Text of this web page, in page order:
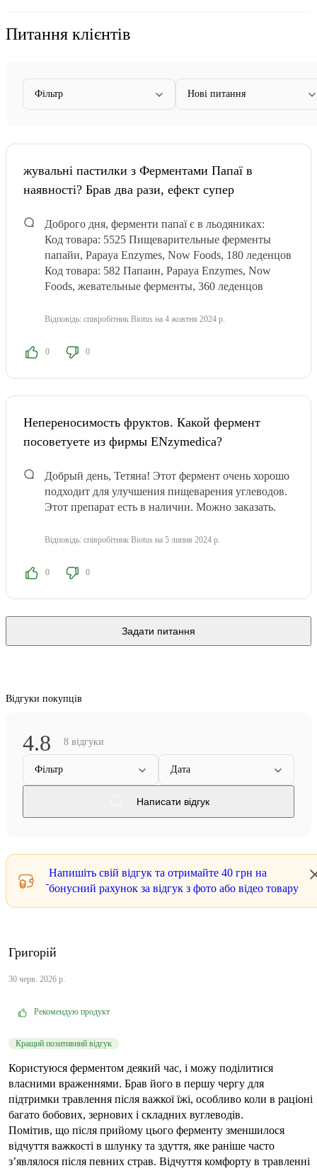
Питання клієнтів
Фільтр Нові питання
жувальні пастилки з Ферментами Папаї в
наявності? Брав два рази, ефект супер
Доброго дня, ферменти папаї є в льодяниках:
Код товара: 5525 Пищеварительные ферменты
папайи, Papaya Enzymes, Now Foods, 180 леденцов
Код товара: 582 Папаин, Papaya Enzymes, Now
Foods, жевательные ферменты, 360 леденцов
Відповідь: співробітник Biotus на 4 жовтня 2024 р.
0 0
Непереносимость фруктов. Какой фермент
посоветуете из фирмы ENzymedica?
Добрый день, Тетяна! Этот фермент очень хорошо
подходит для улучшения пищеварения углеводов.
Этот препарат есть в наличии. Можно заказать.
Відповідь: співробітник Biotus на 5 липня 2024 р.
0 0
Задати питання
Відгуки покупців
4.8 8 відгуки
Фільтр Дата
Написати відгук
Напишіть свій відгук та отримайте 40 грн на
бонусний рахунок за відгук з фото або відео товару
Григорій
30 черв. 2026 р.
Рекомендую продукт
Кращий позитивний відгук
Користуюся ферментом деякий час, і можу поділитися
власними враженнями. Брав його в першу чергу для
підтримки травлення після важкої їжі, особливо коли в раціоні
багато бобових, зернових і складних вуглеводів.
Помітив, що після прийому цього ферменту зменшилося
відчуття важкості в шлунку та здуття, яке раніше часто
з’являлося після певних страв. Відчуття комфорту в травленні